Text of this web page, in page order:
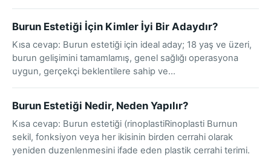
Burun Estetiği İçin Kimler İyi Bir Adaydır?
Kısa cevap: Burun estetiği için ideal aday; 18 yaş ve üzeri,
burun gelişimini tamamlamış, genel sağlığı operasyona
uygun, gerçekçi beklentilere sahip ve…
Burun Estetiği Nedir, Neden Yapılır?
Kısa cevap: Burun estetiği (rinoplastiRinoplasti Burnun
sekil, fonksiyon veya her ikisinin birden cerrahi olarak
yeniden duzenlenmesini ifade eden plastik cerrahi terimi.